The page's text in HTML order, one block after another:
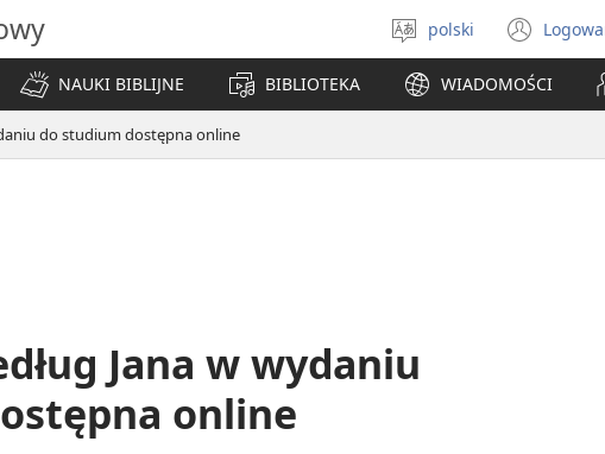
Wybór
języka
polski
new
NAUKI BIBLIJNE BIBLIOTEKA WIADOMOŚCI
do studium dostępna online
Jana w wydaniu
online